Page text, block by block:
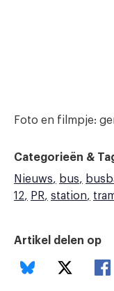
Foto en filmpje:
Categorieën &
Nieuws
bus
12
PR station
Artikel delen op